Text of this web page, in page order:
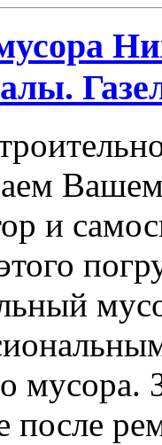
и
мусора.
после